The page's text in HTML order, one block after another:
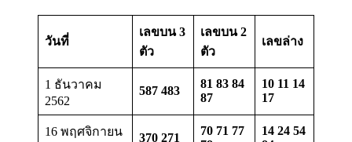
วันที่
เลขบน 3
ตัว
เลขบน 2
ตัว
เลขล่าง
1 ธันวาคม
2562
587 483
81 83 84
87
10 11 14
17
16 พฤศจิกายน
370 271
70 71 77
14 24 54